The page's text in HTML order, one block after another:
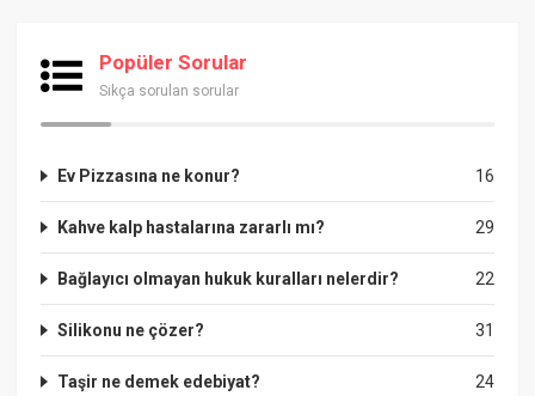
Popüler Sorular
Sıkça sorulan sorular
16
Ev Pizzasına ne konur?
29
Kahve kalp hastalarına zararlı mı?
22
Bağlayıcı olmayan hukuk kuralları nelerdir?
31
Silikonu ne çözer?
24
Taşir ne demek edebiyat?